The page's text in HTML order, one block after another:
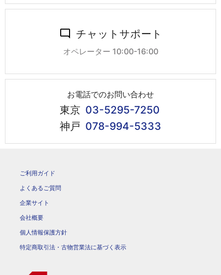
チャットサポート
オペレーター 10:00-16:00
お電話でのお問い合わせ
東京 03-5295-7250
神戸 078-994-5333
ご利用ガイド
よくあるご質問
企業サイト
会社概要
個人情報保護方針
特定商取引法・古物営業法に基づく表示